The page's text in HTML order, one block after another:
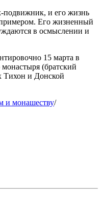
подвижник, и его жизнь
Его жизненный
в осмыслении и
15 марта в
(братский
Тихон и Донской
и монашеству/